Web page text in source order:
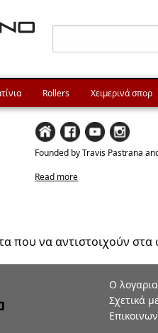
Rollers Χειμερινά σπορ
Founded by Travis Pastrana
Read more
που να αντιστοιχούν στα
Ο
Σχετικά